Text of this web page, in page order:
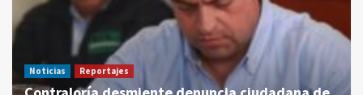
Noticias Reportajes